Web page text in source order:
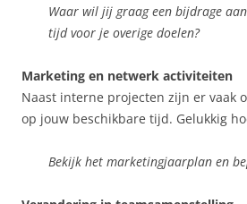
Waar wil jij graag een bijdrage
tijd voor je overige doelen?
Marketing en netwerk activiteiten
Naast interne projecten zijn er vaak
op jouw beschikbare tijd. Gelukkig
Bekijk het marketingjaarplan en